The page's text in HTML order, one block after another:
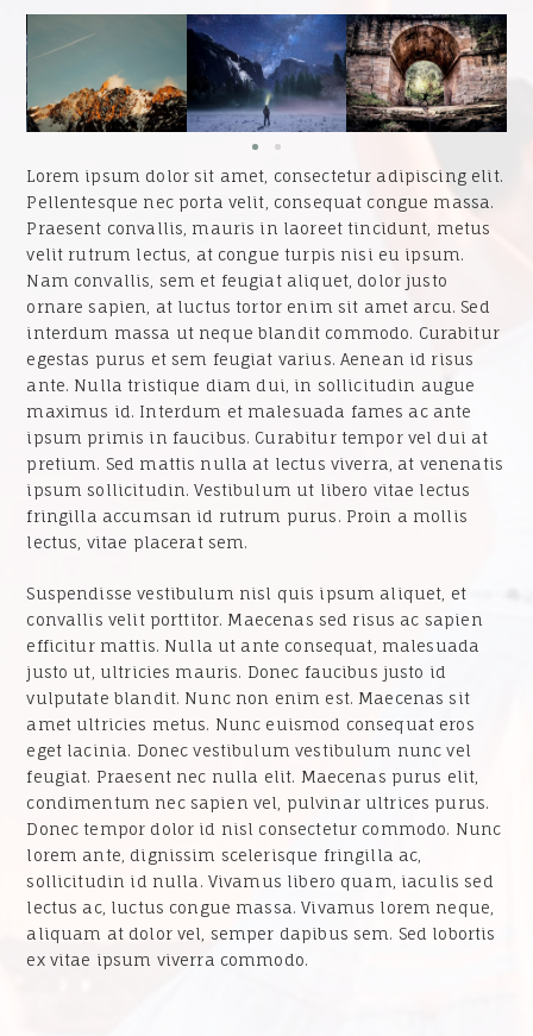
Lorem ipsum dolor sit amet, consectetur adipiscing elit.
Pellentesque nec porta velit, consequat congue massa.
Praesent convallis, mauris in laoreet tincidunt, metus
velit rutrum lectus, at congue turpis nisi eu ipsum.
Nam convallis, sem et feugiat aliquet, dolor justo
ornare sapien, at luctus tortor enim sit amet arcu. Sed
interdum massa ut neque blandit commodo. Curabitur
egestas purus et sem feugiat varius. Aenean id risus
ante. Nulla tristique diam dui, in sollicitudin augue
maximus id. Interdum et malesuada fames ac ante
ipsum primis in faucibus. Curabitur tempor vel dui at
pretium. Sed mattis nulla at lectus viverra, at venenatis
ipsum sollicitudin. Vestibulum ut libero vitae lectus
fringilla accumsan id rutrum purus. Proin a mollis
lectus, vitae placerat sem.
Suspendisse vestibulum nisl quis ipsum aliquet, et
convallis velit porttitor. Maecenas sed risus ac sapien
efficitur mattis. Nulla ut ante consequat, malesuada
justo ut, ultricies mauris. Donec faucibus justo id
vulputate blandit. Nunc non enim est. Maecenas sit
amet ultricies metus. Nunc euismod consequat eros
eget lacinia. Donec vestibulum vestibulum nunc vel
feugiat. Praesent nec nulla elit. Maecenas purus elit,
condimentum nec sapien vel, pulvinar ultrices purus.
Donec tempor dolor id nisl consectetur commodo. Nunc
lorem ante, dignissim scelerisque fringilla ac,
sollicitudin id nulla. Vivamus libero quam, iaculis sed
lectus ac, luctus congue massa. Vivamus lorem neque,
aliquam at dolor vel, semper dapibus sem. Sed lobortis
ex vitae ipsum viverra commodo.